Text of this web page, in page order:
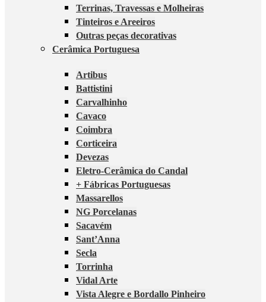
Terrinas, Travessas e Molheiras
Tinteiros e Areeiros
Outras peças decorativas
Cerâmica Portuguesa
Artibus
Battistini
Carvalhinho
Cavaco
Coimbra
Corticeira
Devezas
Eletro-Cerâmica do Candal
+ Fábricas Portuguesas
Massarellos
NG Porcelanas
Sacavém
Sant’Anna
Secla
Torrinha
Vidal Arte
Vista Alegre e Bordallo Pinheiro